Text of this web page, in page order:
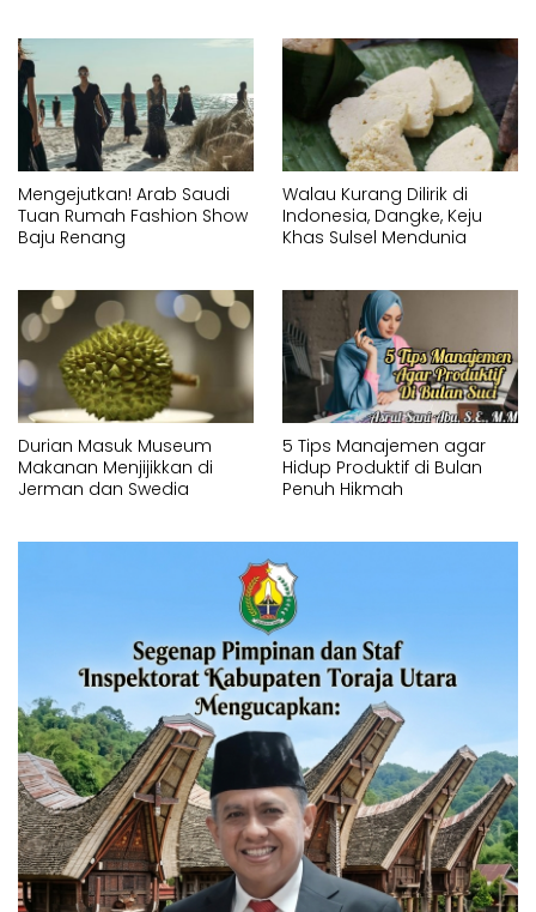
Kreatif
Mengejutkan! Arab Saudi
Tuan Rumah Fashion Show
Baju Renang
Walau Kurang Dilirik di
Indonesia, Dangke, Keju
Khas Sulsel Mendunia
Durian Masuk Museum
Makanan Menjijikkan di
Jerman dan Swedia
5 Tips Manajemen agar
Hidup Produktif di Bulan
Penuh Hikmah